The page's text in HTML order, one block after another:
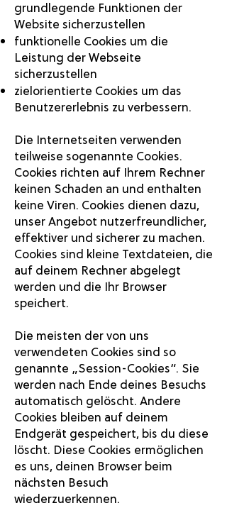
grundlegende Funktionen der
Website sicherzustellen
funktionelle Cookies um die
Leistung der Webseite
sicherzustellen
zielorientierte Cookies um das
Benutzererlebnis zu verbessern.
Die Internetseiten verwenden
teilweise sogenannte Cookies.
Cookies richten auf Ihrem Rechner
keinen Schaden an und enthalten
keine Viren. Cookies dienen dazu,
unser Angebot nutzerfreundlicher,
effektiver und sicherer zu machen.
Cookies sind kleine Textdateien, die
auf deinem Rechner abgelegt
werden und die Ihr Browser
speichert.
Die meisten der von uns
verwendeten Cookies sind so
genannte „Session-Cookies“. Sie
werden nach Ende deines Besuchs
automatisch gelöscht. Andere
Cookies bleiben auf deinem
Endgerät gespeichert, bis du diese
löscht. Diese Cookies ermöglichen
es uns, deinen Browser beim
nächsten Besuch
wiederzuerkennen.